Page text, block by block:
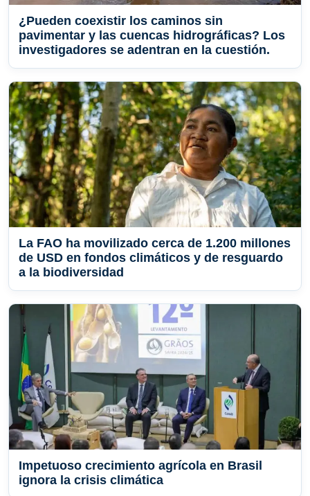
¿Pueden coexistir los caminos sin
pavimentar y las cuencas hidrográficas? Los
investigadores se adentran en la cuestión.
La FAO ha movilizado cerca de 1.200 millones
de USD en fondos climáticos y de resguardo
a la biodiversidad
Impetuoso crecimiento agrícola en Brasil
ignora la crisis climática